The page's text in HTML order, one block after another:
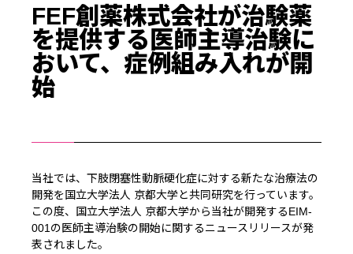
FEF創薬株式会社が治験薬
を提供する医師主導治験に
おいて、症例組み入れが開
始
当社では、下肢閉塞性動脈硬化症に対する新たな治療法の
開発を国立大学法人 京都大学と共同研究を行っています。
この度、国立大学法人 京都大学から当社が開発するEIM-
001の医師主導治験の開始に関するニュースリリースが発
表されました。